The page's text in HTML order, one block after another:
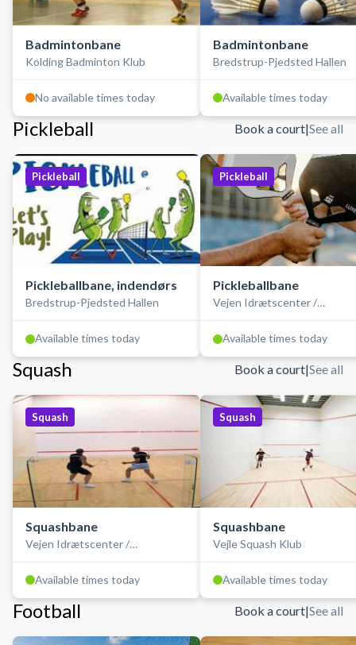
Badmintonbane
Kolding Badminton Klub
No available times today
Badmintonbane
Bredstrup-Pjedsted Hallen
Available times today
Pickleball Book a court|See all
Pickleball
Pickleballbane, indendørs
Bredstrup-Pjedsted Hallen
Available times today
Pickleball
Pickleballbane
Vejen Idrætscenter /
Available times today
Squash Book a court|See all
Squash
Squashbane
Vejen Idrætscenter /
Available times today
Squash
Squashbane
Vejle Squash Klub
Available times today
Football Book a court|See all